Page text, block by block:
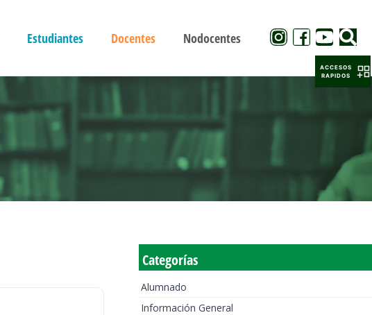
Estudiantes Docentes Nodocentes
Categorías
Alumnado
Información General
ACCESOS
RAPIDOS